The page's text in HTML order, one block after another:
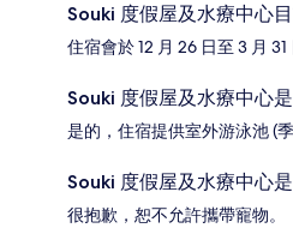
Souki 度假屋及水療中心
住宿會於 12 月 26 日至 3 月 31
Souki 度假屋及水療中心
是的，住宿提供室外游泳池 (季
Souki 度假屋及水療中心
很抱歉，恕不允許攜帶寵物。